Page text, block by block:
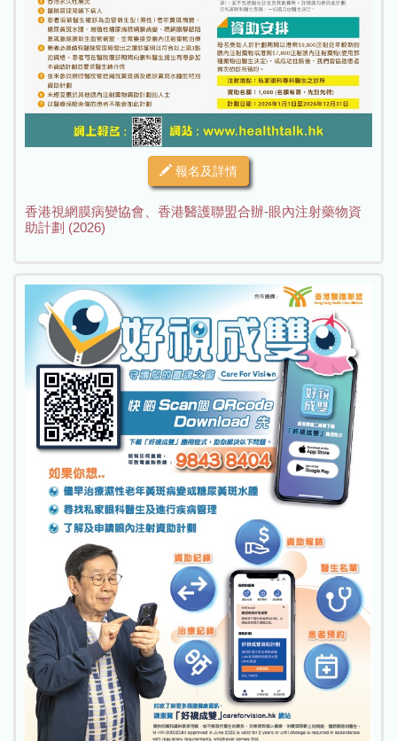
報名及詳情
香港視網膜病變協會、香港醫護聯盟合辦-眼內注射藥物資
助計劃 (2026)